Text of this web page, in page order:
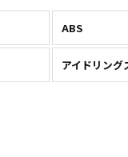
ABS
アイドリング